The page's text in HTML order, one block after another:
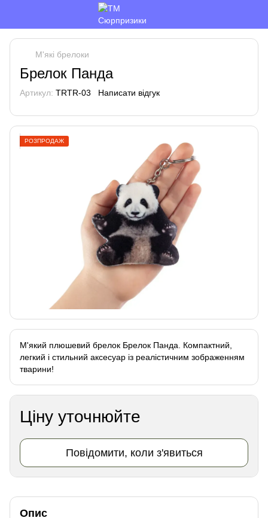
М'які брелоки
Брелок Панда
Артикул: TRTR-03 Написати відгук
РОЗПРОДАЖ
М'який плюшевий брелок Брелок Панда. Компактний,
легкий і стильний аксесуар із реалістичним зображенням
тварини!
Ціну уточнюйте
Повідомити, коли з'явиться
Опис